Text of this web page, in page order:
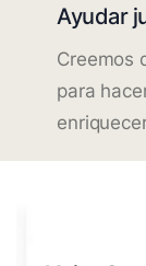
Ayudar
Creemos
para